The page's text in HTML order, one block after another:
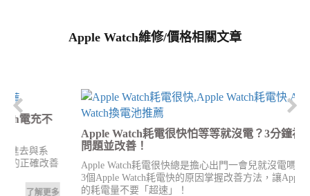
Apple Watch維修/價格相關文章
Apple Watch耗電很快怕等等就沒電？3分鐘初步檢測
問題並改善！
Apple Watch耗電很快總是擔心出門一會兒就沒電嗎？建議從
3個Apple Watch耗電快的原因掌握改善方法，讓Apple Watch
的耗電量不要「超速」！